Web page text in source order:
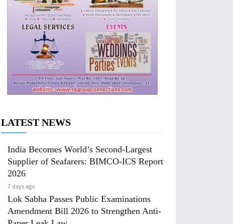
LATEST NEWS
India Becomes World’s Second-Largest
Supplier of Seafarers: BIMCO-ICS Report
2026
7 days ago
Lok Sabha Passes Public Examinations
Amendment Bill 2026 to Strengthen Anti-